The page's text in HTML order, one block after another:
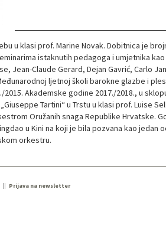
u klasi prof. Marine Novak. Dobitnica je
istaknutih pedagoga i umjetnika kao
Jean-Claude Gerard, Dejan Gavrić, Carlo
ljetnoj školi barokne glazbe i
Akademske godine 2017./2018., u
Tartini“ u Trstu u klasi prof. Luise
Oružanih snaga Republike Hrvatske.
u Kini na koji je bila pozvana kao jedan
orkestru.
Prijava na newsletter